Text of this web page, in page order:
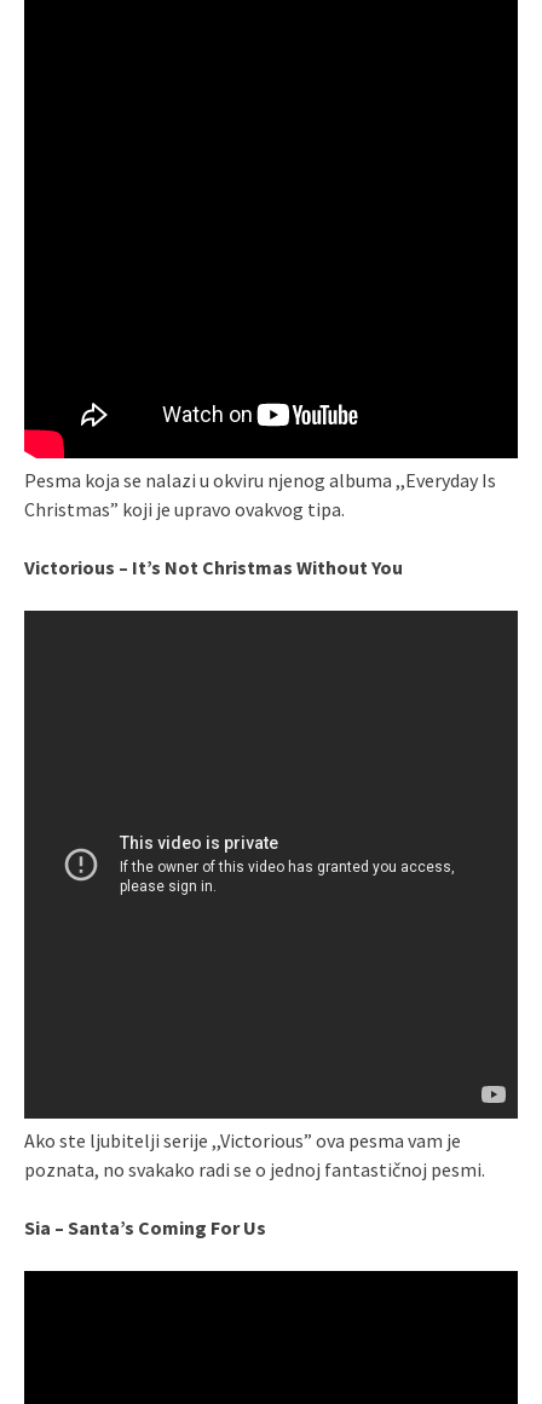
Pesma koja se nalazi u okviru njenog albuma ,,Everyday Is
Christmas” koji je upravo ovakvog tipa.
Victorious – It’s Not Christmas Without You
Ako ste ljubitelji serije ,,Victorious” ova pesma vam je
poznata, no svakako radi se o jednoj fantastičnoj pesmi.
Sia – Santa’s Coming For Us